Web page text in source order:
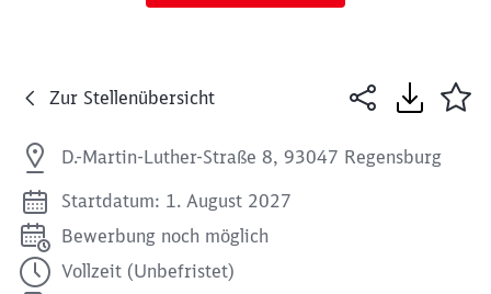
Zur Stellenübersicht
D.-Martin-Luther-Straße 8, 93047 Regensburg
Startdatum: 1. August 2027
Bewerbung noch möglich
Vollzeit (Unbefristet)